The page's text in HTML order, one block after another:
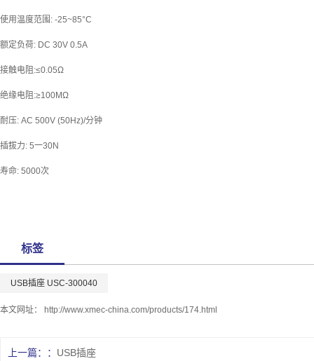
使用温度范围: -25~85°C
额定负荷: DC 30V 0.5A
接触电阻:≤0.05Ω
绝缘电阻:≥100MΩ
耐压: AC 500V (50Hz)/分钟
插拔力: 5一30N
寿命: 5000次
标签
USB插座 USC-300040
本文网址： http://www.xmec-china.com/products/174.html
上一篇： USB插座